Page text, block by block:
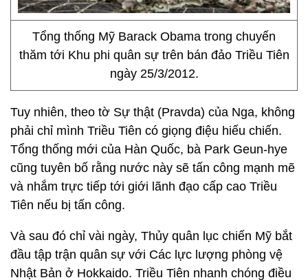
Tổng thống Mỹ Barack Obama trong chuyến
thăm tới Khu phi quân sự trên bán đảo Triều Tiên
ngày 25/3/2012.
Tuy nhiên, theo tờ Sự thật (Pravda) của Nga, không
phải chỉ mình Triều Tiên có giọng điệu hiếu chiến.
Tổng thống mới của Hàn Quốc, bà Park Geun-hye
cũng tuyên bố rằng nước này sẽ tấn công mạnh mẽ
và nhắm trực tiếp tới giới lãnh đạo cấp cao Triều
Tiên nếu bị tấn công.
Và sau đó chỉ vài ngày, Thủy quân lục chiến Mỹ bắt
đầu tập trận quân sự với Các lực lượng phòng vệ
Nhật Bản ở Hokkaido. Triều Tiên nhanh chóng điều